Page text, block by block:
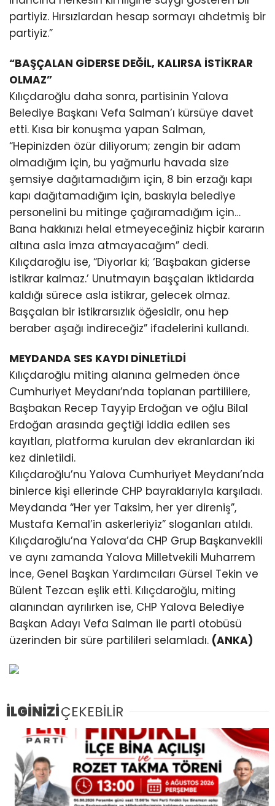
partiyiz. Hırsızlardan hesap sormayı ahdetmiş bir
partiyiz.”
“BAŞÇALAN GİDERSE DEĞİL, KALIRSA İSTİKRAR
OLMAZ”
Kılıçdaroğlu daha sonra, partisinin Yalova
Belediye Başkanı Vefa Salman’ı kürsüye davet
etti. Kısa bir konuşma yapan Salman,
“Hepinizden özür diliyorum; zengin bir adam
olmadığım için, bu yağmurlu havada size
şemsiye dağıtamadığım için, 8 bin erzağı kapı
kapı dağıtamadığım için, baskıyla belediye
personelini bu mitinge çağıramadığım için…
Bana hakkınızı helal etmeyeceğiniz hiçbir kararın
altına asla imza atmayacağım” dedi.
Kılıçdaroğlu ise, “Diyorlar ki; ‘Başbakan giderse
istikrar kalmaz.’ Unutmayın başçalan iktidarda
kaldığı sürece asla istikrar, gelecek olmaz.
Başçalan bir istikrarsızlık öğesidir, onu hep
beraber aşağı indireceğiz” ifadelerini kullandı.
MEYDANDA SES KAYDI DİNLETİLDİ
Kılıçdaroğlu miting alanına gelmeden önce
Cumhuriyet Meydanı’nda toplanan partililere,
Başbakan Recep Tayyip Erdoğan ve oğlu Bilal
Erdoğan arasında geçtiği iddia edilen ses
kayıtları, platforma kurulan dev ekranlardan iki
kez dinletildi.
Kılıçdaroğlu’nu Yalova Cumhuriyet Meydanı’nda
binlerce kişi ellerinde CHP bayraklarıyla karşıladı.
Meydanda “Her yer Taksim, her yer direniş”,
Mustafa Kemal’in askerleriyiz” sloganları atıldı.
Kılıçdaroğlu’na Yalova’da CHP Grup Başkanvekili
ve aynı zamanda Yalova Milletvekili Muharrem
İnce, Genel Başkan Yardımcıları Gürsel Tekin ve
Bülent Tezcan eşlik etti. Kılıçdaroğlu, miting
alanından ayrılırken ise, CHP Yalova Belediye
Başkan Adayı Vefa Salman ile parti otobüsü
üzerinden bir süre partilileri selamladı. (ANKA)
İLGİNİZİÇEKEBİLİR